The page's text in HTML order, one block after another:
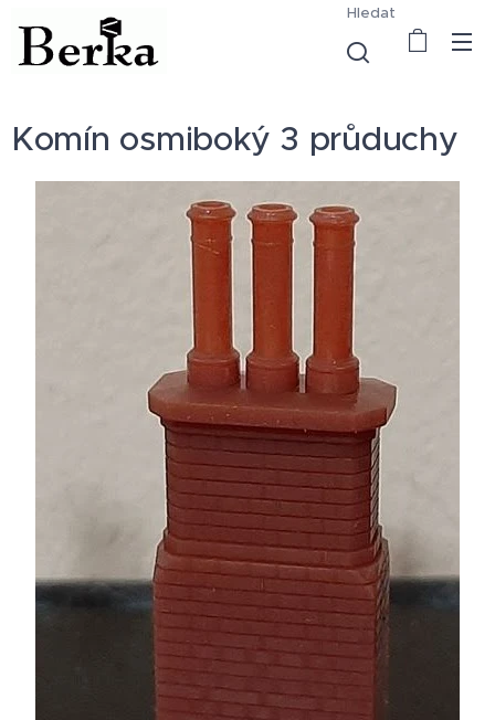
Hledat
Komín osmiboký 3 průduchy